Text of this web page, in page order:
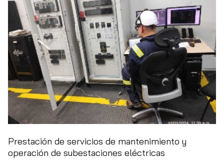
Prestación de servicios de mantenimiento y
operación de subestaciones eléctricas